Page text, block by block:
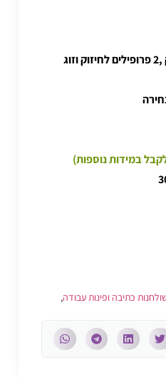
השולחן בנוי מפלטה צפה מ.ד.פ מצופה מלמין יצוק ,2 פרופילים לחיזוק וזוג
במידות נוספות)
כתיבה ופינות עבודה,